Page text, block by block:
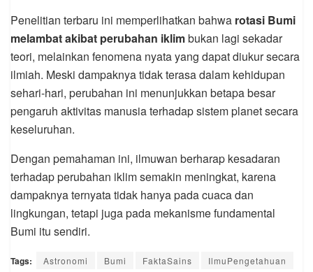
Penelitian terbaru ini memperlihatkan bahwa rotasi Bumi
melambat akibat perubahan iklimbukan lagi sekadar
teori, melainkan fenomena nyata yang dapat diukur secara
ilmiah. Meski dampaknya tidak terasa dalam kehidupan
sehari-hari, perubahan ini menunjukkan betapa besar
pengaruh aktivitas manusia terhadap sistem planet secara
keseluruhan.
Dengan pemahaman ini, ilmuwan berharap kesadaran
terhadap perubahan iklim semakin meningkat, karena
dampaknya ternyata tidak hanya pada cuaca dan
lingkungan, tetapi juga pada mekanisme fundamental
Bumi itu sendiri.
Tags: Astronomi Bumi FaktaSains
IlmuPengetahuan